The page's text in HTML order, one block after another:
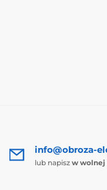
info@obroza-
lub napisz w wolnej